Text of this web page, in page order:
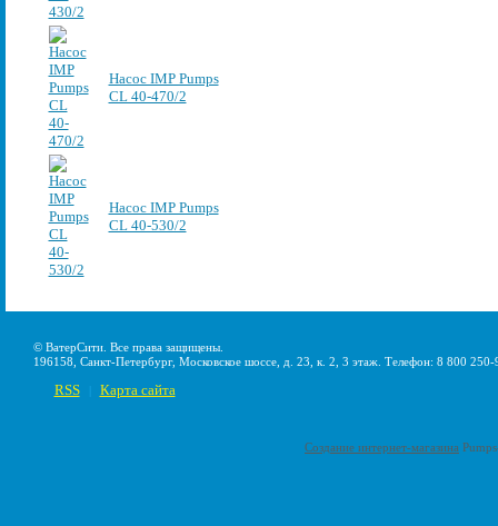
Насос IMP Pumps
CL 40-470/2
Насос IMP Pumps
CL 40-530/2
© ВатерСити. Все права защищены.
196158, Санкт-Петербург, Московское шоссе, д. 23, к. 2, 3 этаж. Телефон: 8 800
RSS Карта сайта
Создание интернет-магазина